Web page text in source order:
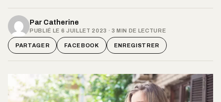
Par Catherine
PUBLIÉ LE 6 JUILLET 2023 · 3 MIN DE LECTURE
PARTAGER FACEBOOK ENREGISTRER